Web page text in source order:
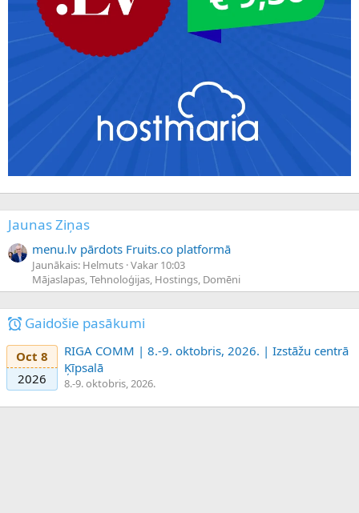
Jaunas Ziņas
menu.lv pārdots Fruits.co platformā
Jaunākais: Helmuts Vakar 10:03
Mājaslapas, Tehnoloģijas, Hostings, Domēni
Gaidošie pasākumi
Oct 8
2026
RIGA COMM | 8.-9. oktobris, 2026. | Izstāžu centrā
Ķīpsalā
8.-9. oktobris, 2026.